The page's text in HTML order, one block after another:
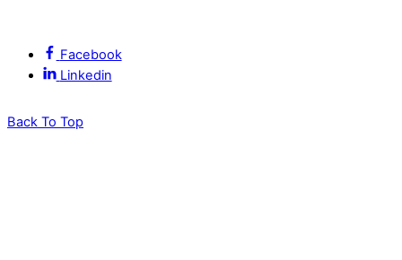
Facebook
Linkedin
Back To Top